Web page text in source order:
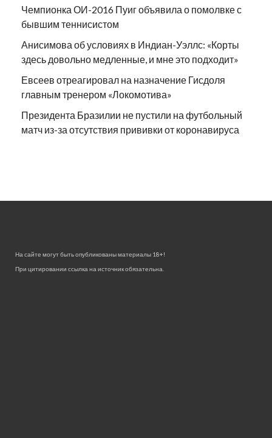
Чемпионка ОИ-2016 Пуиг объявила о помолвке с
бывшим теннисистом
Анисимова об условиях в Индиан-Уэллс: «Корты
здесь довольно медленные, и мне это подходит»
Евсеев отреагировал на назначение Гисдоля
главным тренером «Локомотива»
Президента Бразилии не пустили на футбольный
матч из-за отсутствия прививки от коронавируса
На сайте могут быть опубликованы материалы 18+!
При цитировании ссылка на источник обязательна.